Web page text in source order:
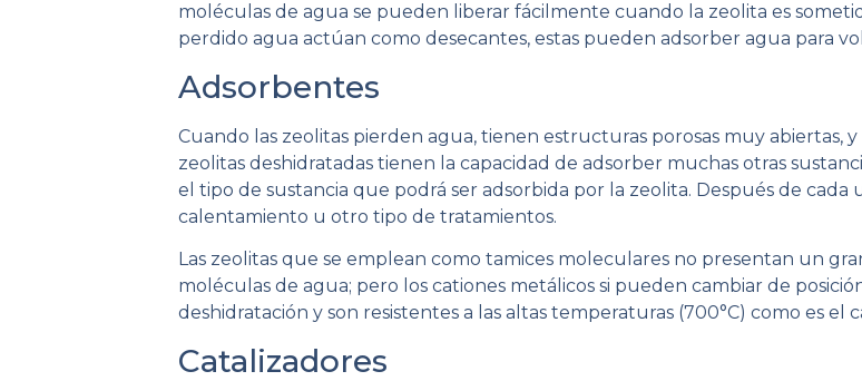
moléculas de agua se pueden liberar fácilmente cuando la zeolita es
perdido agua actúan como desecantes, estas pueden adsorber agua para
Adsorbentes
Cuando las zeolitas pierden agua, tienen estructuras porosas muy abiertas,
zeolitas deshidratadas tienen la capacidad de adsorber muchas otras
el tipo de sustancia que podrá ser adsorbida por la zeolita. Después de
calentamiento u otro tipo de tratamientos.
Las zeolitas que se emplean como tamices moleculares no presentan un
moléculas de agua; pero los cationes metálicos si pueden cambiar de
deshidratación y son resistentes a las altas temperaturas (700°C) como es el
Catalizadores